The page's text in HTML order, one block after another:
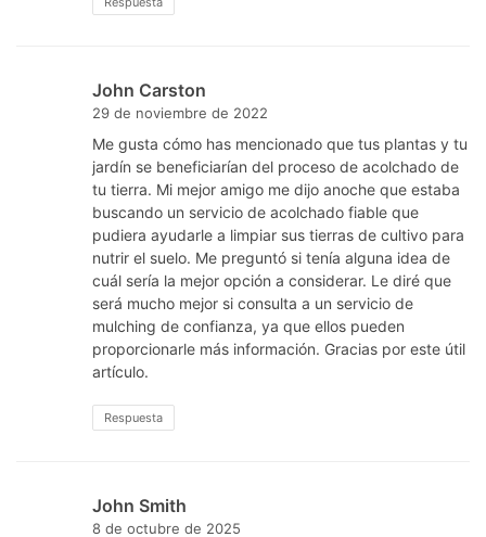
John Carston
29 de noviembre de 2022
Me gusta cómo has mencionado que tus plantas y tu
jardín se beneficiarían del proceso de acolchado de
tu tierra. Mi mejor amigo me dijo anoche que estaba
buscando un servicio de acolchado fiable que
pudiera ayudarle a limpiar sus tierras de cultivo para
nutrir el suelo. Me preguntó si tenía alguna idea de
cuál sería la mejor opción a considerar. Le diré que
será mucho mejor si consulta a un servicio de
mulching de confianza, ya que ellos pueden
proporcionarle más información. Gracias por este útil
artículo.
Respuesta
John Smith
8 de octubre de 2025